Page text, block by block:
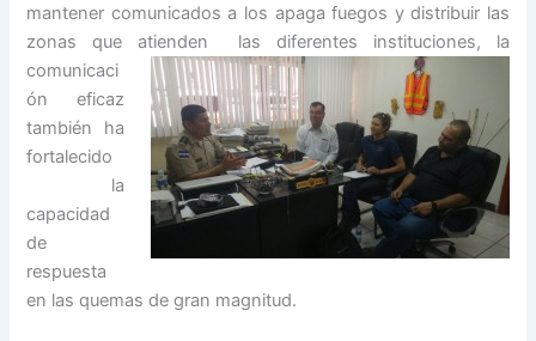
mantener comunicados a los apaga fuegos y distribuir las
zonas que atienden las diferentes instituciones, la
comunicaci
ón eficaz
también ha
fortalecido
la
capacidad
de
respuesta
en las quemas de gran magnitud.